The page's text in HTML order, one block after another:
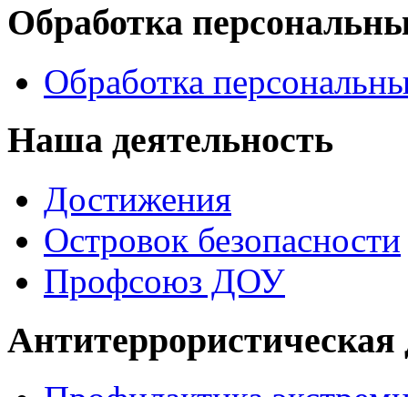
Обработка
Обработка
Наша деятельность
Достижения
Островок безопасности
Профсоюз ДОУ
Антитеррористическая